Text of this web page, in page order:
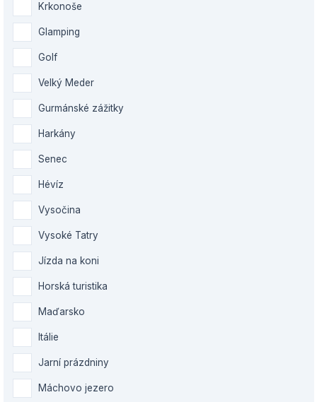
Krkonoše
Glamping
Golf
Velký Meder
Gurmánské zážitky
Harkány
Senec
Hévíz
Vysočina
Vysoké Tatry
Jízda na koni
Horská turistika
Maďarsko
Itálie
Jarní prázdniny
Máchovo jezero